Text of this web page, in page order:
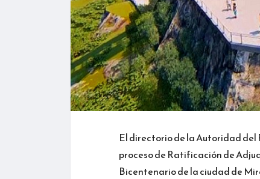
El directorio de la Autoridad del
proceso de Ratificación de
Bicentenario de la ciudad de